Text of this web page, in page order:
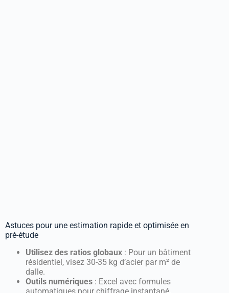
Astuces pour une estimation rapide et optimisée en
pré-étude
Utilisez des ratios globaux : Pour un bâtiment
résidentiel, visez 30-35 kg d’acier par m² de
dalle.
Outils numériques : Excel avec formules